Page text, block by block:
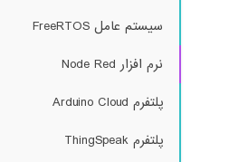
سیستم عامل FreeRTOS
نرم افزار Node Red
پلتفرم Arduino Cloud
پلتفرم ThingSpeak